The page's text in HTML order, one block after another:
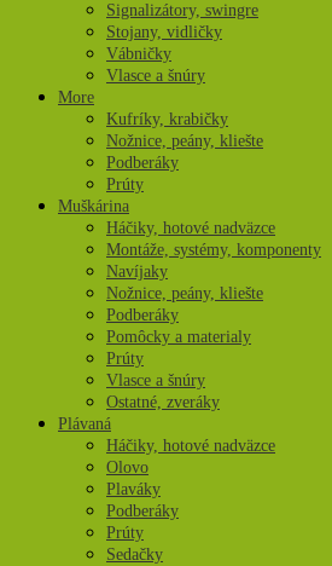
Signalizátory, swingre
Stojany, vidličky
Vábničky
Vlasce a šnúry
More
Kufríky, krabičky
Nožnice, peány, kliešte
Podberáky
Prúty
Muškárina
Háčiky, hotové nadväzce
Montáže, systémy, komponenty
Navíjaky
Nožnice, peány, kliešte
Podberáky
Pomôcky a materialy
Prúty
Vlasce a šnúry
Ostatné, zveráky
Plávaná
Háčiky, hotové nadväzce
Olovo
Plaváky
Podberáky
Prúty
Sedačky